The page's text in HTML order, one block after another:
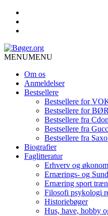
MENUMENU
Om os
Anmeldelser
Bestsellere
Bestsellere for
Bestsellere for
Bestsellere fra
Bestsellere fra
Bestsellere fra
Biografier
Faglitteratur
Erhverv og
Ernærings- og
Ernæring sport
Filosofi psykologi
Historiebøger
Hus, have, hobby